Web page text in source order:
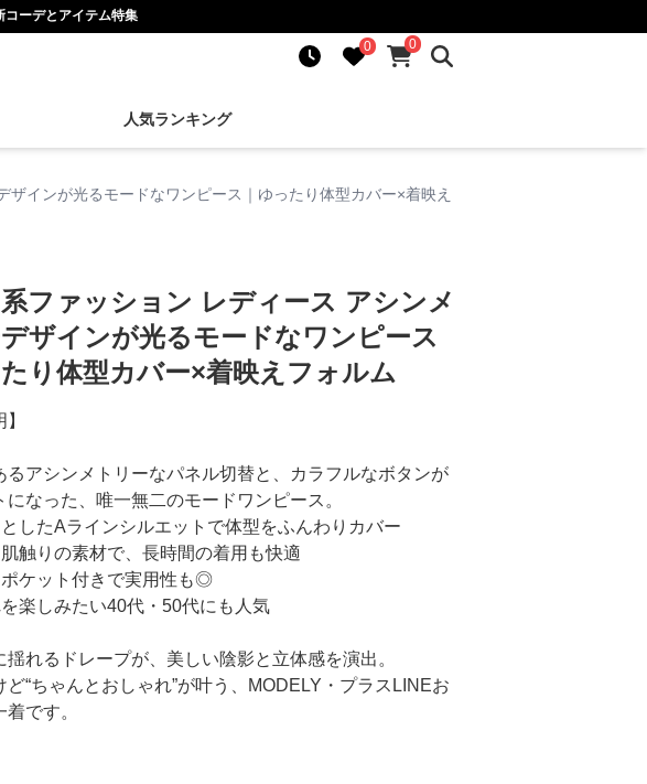
コーデとアイテム特集
0
0
人気ランキング
インが光るモードなワンピース｜ゆったり体型カバー×着映え
ファッション レディース アシンメ
デザインが光るモードなワンピース
たり体型カバー×着映えフォルム
るアシンメトリーなパネル切替と、カラフルなボタンが
になった、唯一無二のモードワンピース。
したAラインシルエットで体型をふんわりカバー
触りの素材で、長時間の着用も快適
ポケット付きで実用性も◎
楽しみたい40代・50代にも人気
揺れるドレープが、美しい陰影と立体感を演出。
ど“ちゃんとおしゃれ”が叶う、MODELY・プラスLINEお
です。